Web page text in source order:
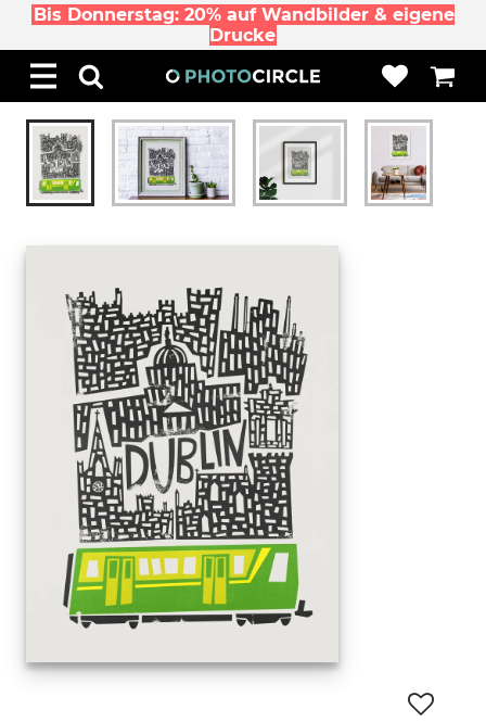
Bis Donnerstag: 20% auf Wandbilder & eigene
Drucke